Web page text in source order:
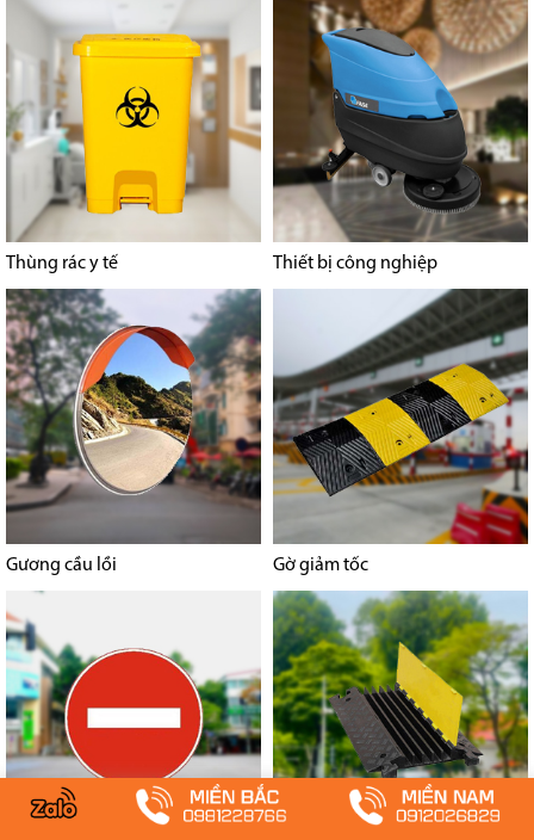
Thùng rác y tế Thiết bị công nghiệp
Gương cầu lồi Gờ giảm tốc